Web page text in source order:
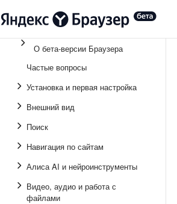
О бета-версии Браузера
Частые вопросы
Установка и первая настройка
Внешний вид
Поиск
Навигация по сайтам
Алиса AI и нейроинструменты
Видео, аудио и работа с
файлами